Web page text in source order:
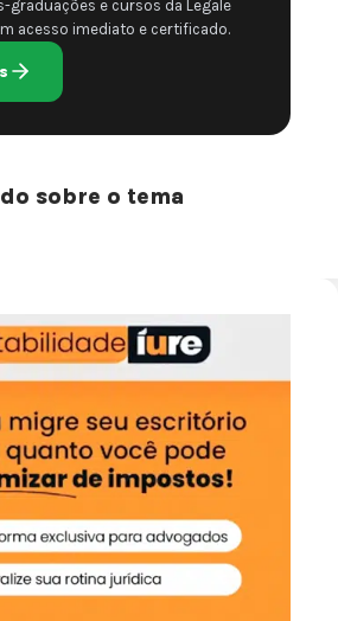
graduações e cursos da Legale
acesso imediato e certificado.
sobre o tema